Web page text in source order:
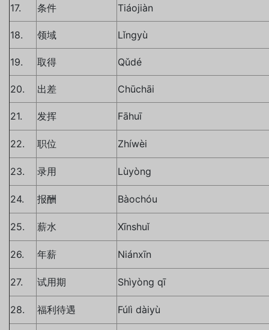
17. 条件 Tiáojiàn
18. 领域 Lǐngyù
19. 取得 Qǔdé
20. 出差 Chūchāi
21. 发挥 Fāhuī
22. 职位 Zhíwèi
23. 录用 Lùyòng
24. 报酬 Bàochóu
25. 薪水 Xīnshuǐ
26. 年薪 Niánxīn
27. 试用期 Shìyòng qī
28. 福利待遇 Fúlì dàiyù